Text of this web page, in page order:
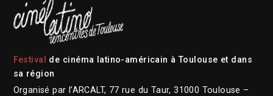
Festival
de cinéma latino-américain à Toulouse et dans
sa région
Organisé par l’ARCALT, 77 rue du Taur, 31000 Toulouse –